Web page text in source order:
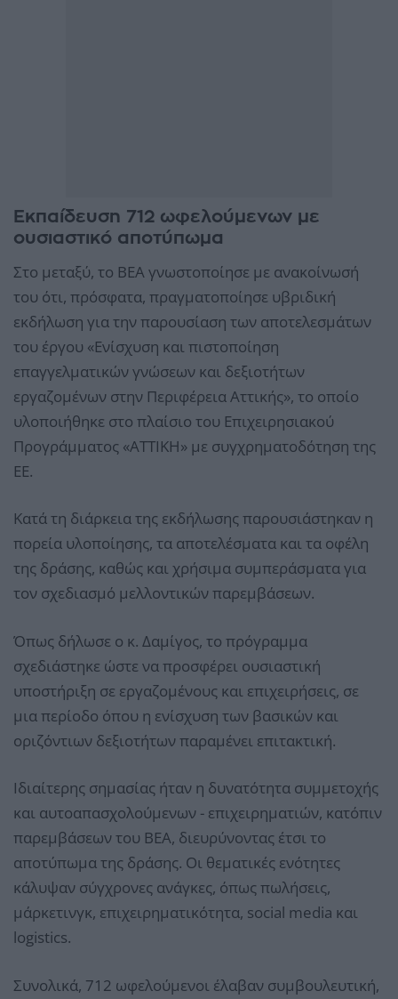
Εκπαίδευση 712 ωφελούμενων με
ουσιαστικό αποτύπωμα
Στο μεταξύ, το ΒΕΑ γνωστοποίησε με ανακοίνωσή
του ότι, πρόσφατα, πραγματοποίησε υβριδική
εκδήλωση για την παρουσίαση των αποτελεσμάτων
του έργου «Ενίσχυση και πιστοποίηση
επαγγελματικών γνώσεων και δεξιοτήτων
εργαζομένων στην Περιφέρεια Αττικής», το οποίο
υλοποιήθηκε στο πλαίσιο του Επιχειρησιακού
Προγράμματος «ΑΤΤΙΚΗ» με συγχρηματοδότηση της
ΕΕ.
Κατά τη διάρκεια της εκδήλωσης παρουσιάστηκαν η
πορεία υλοποίησης, τα αποτελέσματα και τα οφέλη
της δράσης, καθώς και χρήσιμα συμπεράσματα για
τον σχεδιασμό μελλοντικών παρεμβάσεων.
Όπως δήλωσε ο κ. Δαμίγος, το πρόγραμμα
σχεδιάστηκε ώστε να προσφέρει ουσιαστική
υποστήριξη σε εργαζομένους και επιχειρήσεις, σε
μια περίοδο όπου η ενίσχυση των βασικών και
οριζόντιων δεξιοτήτων παραμένει επιτακτική.
Ιδιαίτερης σημασίας ήταν η δυνατότητα συμμετοχής
και αυτοαπασχολούμενων - επιχειρηματιών, κατόπιν
παρεμβάσεων του ΒΕΑ, διευρύνοντας έτσι το
αποτύπωμα της δράσης. Οι θεματικές ενότητες
κάλυψαν σύγχρονες ανάγκες, όπως πωλήσεις,
μάρκετινγκ, επιχειρηματικότητα, social media και
logistics.
Συνολικά, 712 ωφελούμενοι έλαβαν συμβουλευτική,